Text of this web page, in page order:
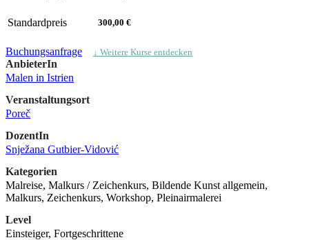
Standardpreis 300,00 €
Buchungsanfrage ↓ Weitere Kurse entdecken
AnbieterIn
Malen in Istrien
Veranstaltungsort
Poreč
DozentIn
Snježana Gutbier-Vidović
Kategorien
Malreise, Malkurs / Zeichenkurs, Bildende Kunst allgemein,
Malkurs, Zeichenkurs, Workshop, Pleinairmalerei
Level
Einsteiger, Fortgeschrittene